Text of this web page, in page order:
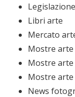
Libri arte
Mercato
Mostre arte
Mostre
Mostre
News